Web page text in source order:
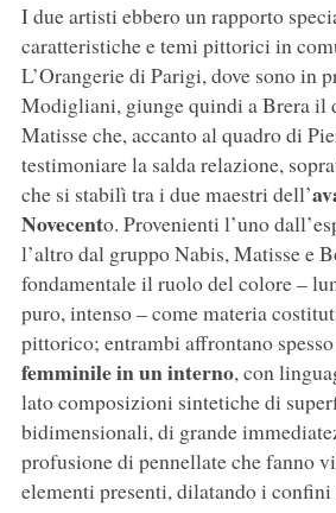
I due artisti ebbero un rapporto
caratteristiche e temi pittorici in
L’Orangerie di Parigi, dove sono in
Modigliani, giunge quindi a Brera il
Matisse che, accanto al quadro di
testimoniare la salda relazione,
che si stabilì tra i due maestri dell’
Novecento. Provenienti l’uno
l’altro dal gruppo Nabis, Matisse e
fondamentale il ruolo del colore –
puro, intenso – come materia
pittorico; entrambi affrontano
femminile in un interno, con
lato composizioni sintetiche di
bidimensionali, di grande
profusione di pennellate che fanno
elementi presenti, dilatando i confini